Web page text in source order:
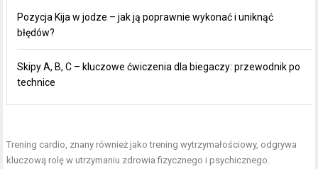
Pozycja Kija w jodze – jak ją poprawnie wykonać i uniknąć
błędów?
Skipy A, B, C – kluczowe ćwiczenia dla biegaczy: przewodnik po
technice
Trening cardio, znany również jako trening wytrzymałościowy, odgrywa
kluczową rolę w utrzymaniu zdrowia fizycznego i psychicznego.